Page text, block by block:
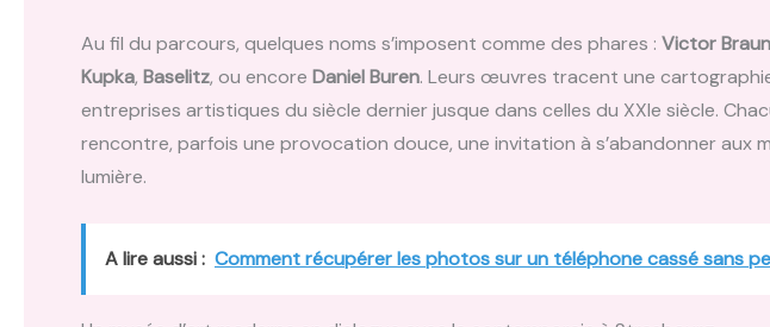
Au fil du parcours, quelques noms s’imposent comme des phares : Victor
Kupka, Baselitz, ou encore Daniel Buren. Leurs œuvres tracent une
entreprises artistiques du siècle dernier jusque dans celles du XXIe siècle.
rencontre, parfois une provocation douce, une invitation à s’abandonner aux
lumière.
A lire aussi : Comment récupérer les photos sur un téléphone cassé sans